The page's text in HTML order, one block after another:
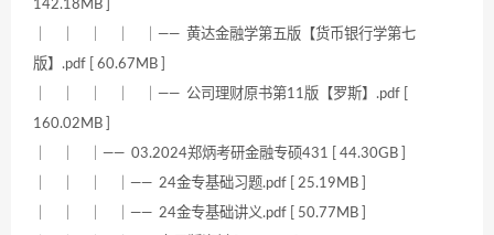
142.18MB ]
｜ ｜ ｜ ｜ ｜—— 黄达金融学第五版【货币银行学第七
版】.pdf [ 60.67MB ]
｜ ｜ ｜ ｜ ｜—— 公司理财原书第11版【罗斯】.pdf [
160.02MB ]
｜ ｜ ｜—— 03.2024郑炳考研金融专硕431 [ 44.30GB ]
｜ ｜ ｜ ｜—— 24金专基础习题.pdf [ 25.19MB ]
｜ ｜ ｜ ｜—— 24金专基础讲义.pdf [ 50.77MB ]